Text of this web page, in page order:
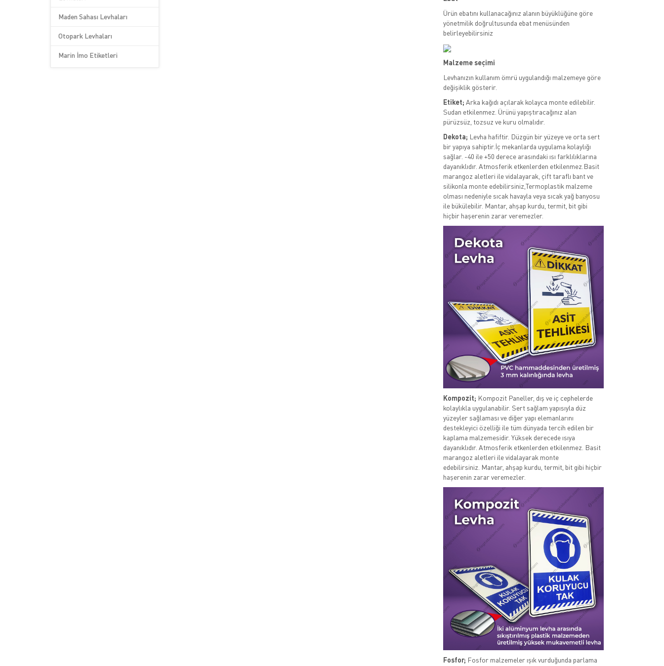
Maden Sahası Levhaları
Otopark Levhaları
Marin İmo Etiketleri
Ürün ebatını kullanacağınız alanın büyüklüğüne göre
yönetmilik doğrultusunda ebat menüsünden
belirleyebilirsiniz
Malzeme seçimi
Levhanızın kullanım ömrü uygulandığı malzemeye göre
değişiklik gösterir.
Etiket; Arka kağıdı açılarak kolayca monte edilebilir.
Sudan etkilenmez. Ürünü yapıştıracağınız alan
pürüzsüz, tozsuz ve kuru olmalıdır.
Dekota; Levha hafiftir. Düzgün bir yüzeye ve orta sert
bir yapıya sahiptir.İç mekanlarda uygulama kolaylığı
sağlar. -40 ile +50 derece arasındaki ısı farklılıklarına
dayanıklıdır. Atmosferik etkenlerden etkilenmez.Basit
marangoz aletleri ile vidalayarak, çift taraflı bant ve
silikonla monte edebilirsiniz,Termoplastik malzeme
olması nedeniyle sıcak havayla veya sıcak yağ banyosu
ile bükülebilir. Mantar, ahşap kurdu, termit, bit gibi
hiçbir haşerenin zarar veremezler.
Kompozit; Kompozit Paneller, dış ve iç cephelerde
kolaylıkla uygulanabilir. Sert sağlam yapısıyla düz
yüzeyler sağlaması ve diğer yapı elemanlarını
destekleyici özelliği ile tüm dünyada tercih edilen bir
kaplama malzemesidir. Yüksek derecede ısıya
dayanıklıdır. Atmosferik etkenlerden etkilenmez. Basit
marangoz aletleri ile vidalayarak monte
edebilirsiniz. Mantar, ahşap kurdu, termit, bit gibi hiçbir
haşerenin zarar veremezler.
Fosfor; Fosfor malzemeler ışık vurduğunda parlama